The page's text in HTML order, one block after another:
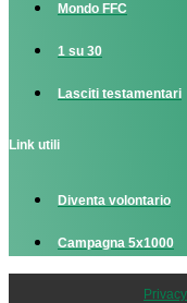
Mondo FFC
1 su 30
Lasciti testamentari
Link utili
Diventa volontario
Campagna 5x1000